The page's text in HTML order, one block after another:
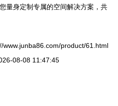
量身定制专属的空间解决方案，共
www.junba86.com/product/61.html
08-08 11:47:45